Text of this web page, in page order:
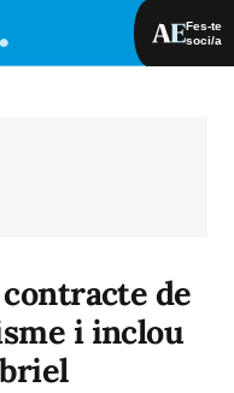
Fes-te
soci/a
de
i inclou